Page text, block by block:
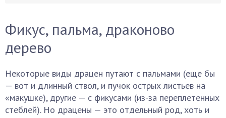
Фикус, пальма, драконово
дерево
Некоторые виды драцен путают с пальмами (еще бы
— вот и длинный ствол, и пучок острых листьев на
«макушке), другие — с фикусами (из-за переплетенных
стеблей). Но драцены — это отдельный род, хоть и